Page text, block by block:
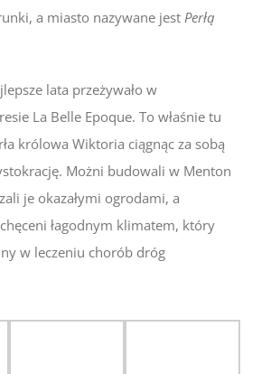
a miasto nazywane jest Perłą
lata przeżywało w
La Belle Epoque. To właśnie tu
królowa Wiktoria ciągnąc za sobą
Możni budowali w Menton
je okazałymi ogrodami, a
łagodnym klimatem, który
w leczeniu chorób dróg